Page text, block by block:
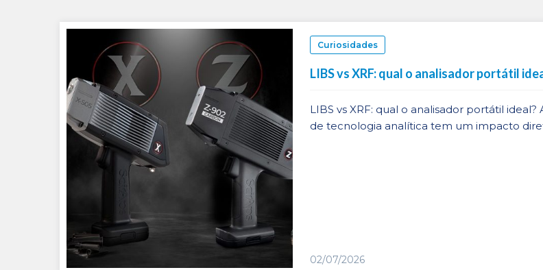
Curiosidades
LIBS vs XRF: qual o analisador portátil
LIBS vs XRF: qual o analisador portátil ideal?
de tecnologia analítica tem um impacto
02/07/2026